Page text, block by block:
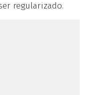
regularizado.